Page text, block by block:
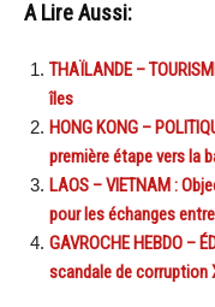
A Lire Aussi:
THAÏLANDE –
îles
HONG KONG –
première étape vers la
LAOS – VIETNAM :
pour les échanges
GAVROCHE HEBDO –
scandale de corruption